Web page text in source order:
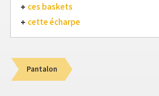
ces baskets
cette écharpe
Pantalon